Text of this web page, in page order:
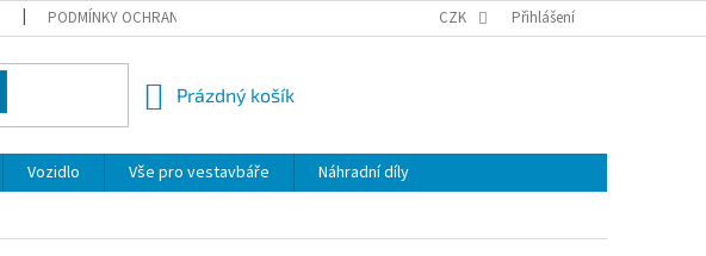
PODMÍNKY OCHRANY OSOBNÍCH ÚDAJŮ REKLAMACE
CZK Přihlášení
NÁKUPNÍ
Prázdný košík
Vozidlo Vše pro vestavbáře
Náhradní díly